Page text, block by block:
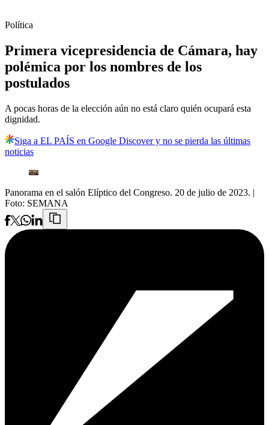
Política
Primera vicepresidencia de Cámara, hay
polémica por los nombres de los
postulados
A pocas horas de la elección aún no está claro quién ocupará esta
dignidad.
Siga a EL PAÍS en Google Discover y no se pierda las últimas
noticias
Panorama en el salón Elíptico del Congreso. 20 de julio de 2023. |
Foto: SEMANA